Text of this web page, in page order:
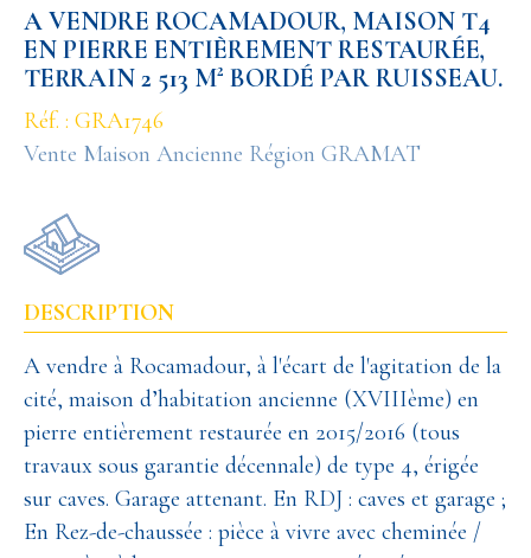
A VENDRE ROCAMADOUR, MAISON T4
EN PIERRE ENTIÈREMENT RESTAURÉE,
TERRAIN 2 513 M² BORDÉ PAR RUISSEAU.
Réf. : GRA1746
Vente Maison Ancienne Région GRAMAT
DESCRIPTION
A vendre à Rocamadour, à l'écart de l'agitation de la
cité, maison d’habitation ancienne (XVIIIème) en
pierre entièrement restaurée en 2015/2016 (tous
travaux sous garantie décennale) de type 4, érigée
sur caves. Garage attenant. En RDJ : caves et garage ;
En Rez-de-chaussée : pièce à vivre avec cheminée /